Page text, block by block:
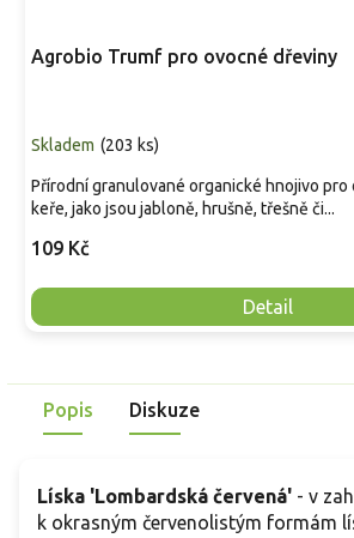
Agrobio Trumf pro ovocné dřeviny
Skladem (203 ks)
109 Kč
Detail
Přírodní granulované organické hnojivo pro
keře, jako jsou jabloně, hrušně, třešně či...
Popis Diskuze
Líska 'Lombardská červená' - v
k okrasným červenolistým formám